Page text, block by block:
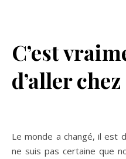
C’est
d’aller
Le monde a changé, il est
ne suis pas certaine que